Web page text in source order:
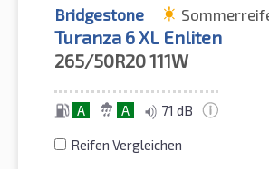
Bridgestone
Turanza 6 XL Enliten
265/50R20111W
A A 71 dB
Reifen Vergleichen